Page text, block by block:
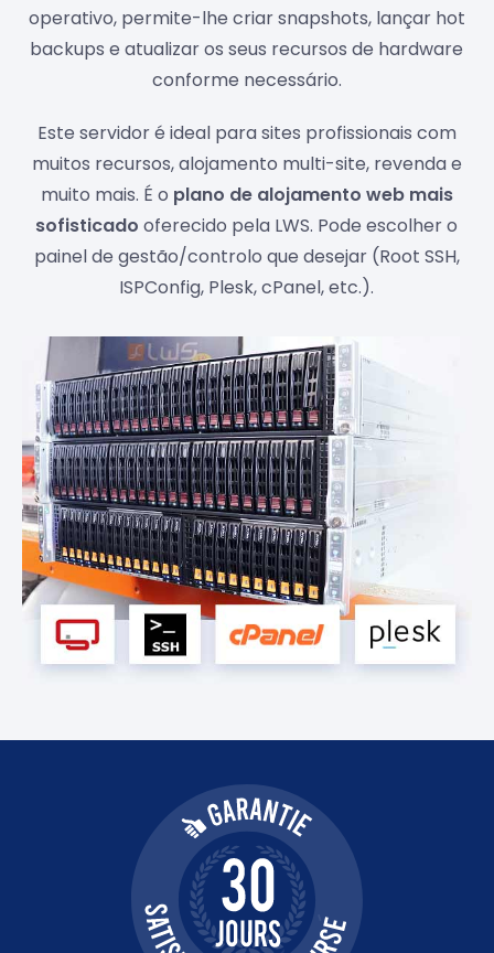
operativo, permite-lhe criar snapshots, lançar hot
backups e atualizar os seus recursos de hardware
conforme necessário.
Este servidor é ideal para sites profissionais com
muitos recursos, alojamento multi-site, revenda e
muito mais. É o plano de alojamento web mais
sofisticado oferecido pela LWS. Pode escolher o
painel de gestão/controlo que desejar (Root SSH,
ISPConfig, Plesk, cPanel, etc.).